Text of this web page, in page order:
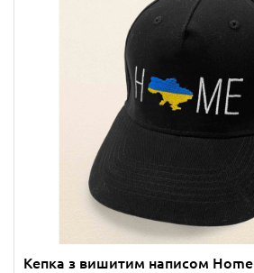
Кепка з вишитим написом Home